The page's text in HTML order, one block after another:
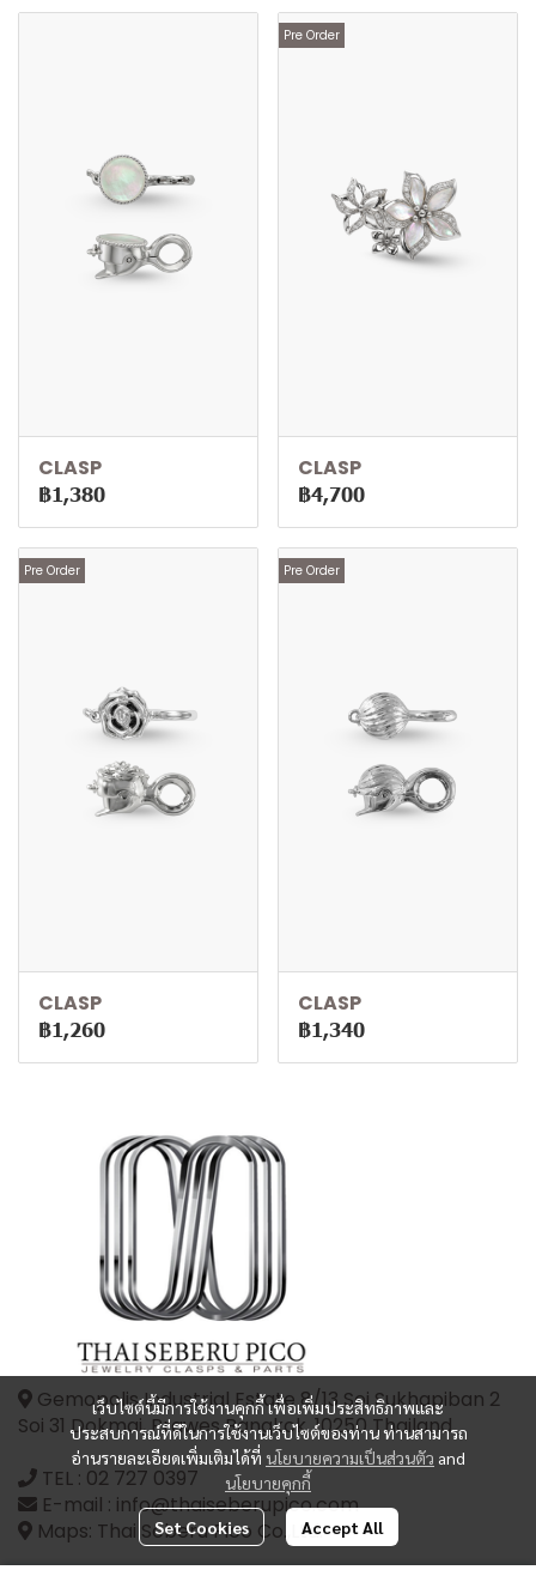
CLASP
฿1,380
Pre Order
CLASP
฿4,700
Pre Order
CLASP
฿1,260
Pre Order
CLASP
฿1,340
เว็บไซต์นี้มีการใช้งานคุกกี้ เพื่อเพิ่มประสิทธิภาพและ
ประสบการณ์ที่ดีในการใช้งานเว็บไซต์ของท่าน ท่านสามารถ
อ่านรายละเอียดเพิ่มเติมได้ที่ นโยบายความเป็นส่วนตัว and
นโยบายคุกกี้
Set Cookies Accept All
Gemopolis Industrial Estate 8/13 Soi Sukhapiban 2
Soi 31 Dokmai, Prawes Bangkok, 10250 Thailand
TEL : 02 727 0397
E-mail : info@thaiseberupico.com
Maps: Thai Seberu Pico Co.,Ltd.